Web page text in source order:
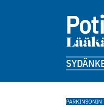
SYDÄN
PARKINSONIN